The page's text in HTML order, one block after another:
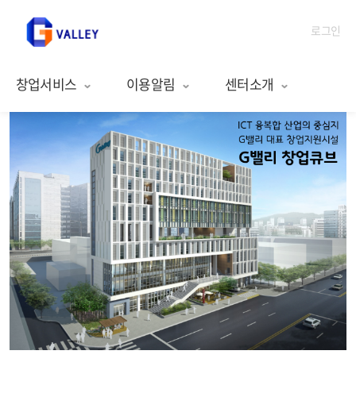
로그인
창업서비스 이용알림 센터소개